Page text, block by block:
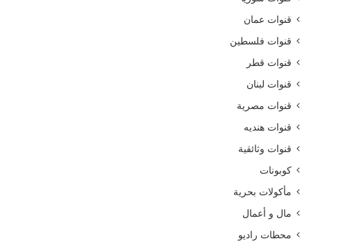
قنوات عمان
قنوات فلسطين
قنوات قطر
قنوات لبنان
قنوات مصرية
قنوات هنديه
قنوات وثائقية
كوبونات
مأكولات بحرية
مال و أعمال
محطات راديو